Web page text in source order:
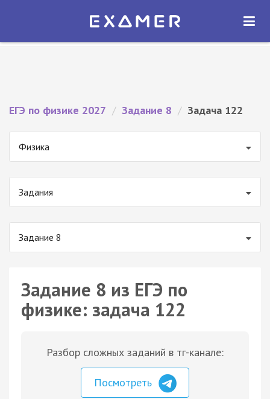
Экзамер — ЕГЭ 2027
ОТКРЫТЬ
ЕГЭ по физике 2027 / Задание 8 / Задача 122
Физика
Задания
Задание 8
Задание 8 из ЕГЭ по
физике: задача 122
Разбор сложных заданий в тг-канале:
Посмотреть